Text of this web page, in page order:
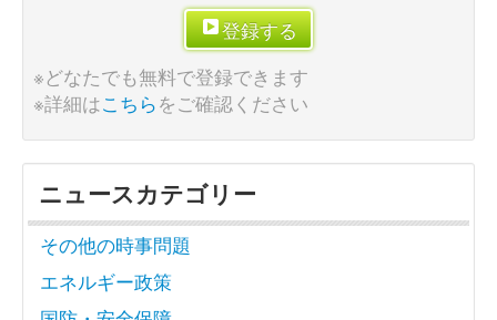
登録する
※どなたでも無料で登録できます
※詳細はこちらをご確認ください
ニュースカテゴリー
その他の時事問題
エネルギー政策